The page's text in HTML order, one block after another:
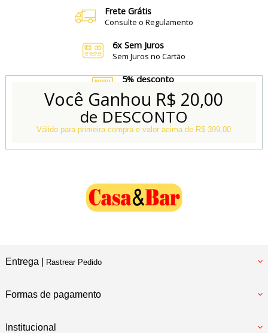
Frete Grátis
Consulte o Regulamento
6x Sem Juros
Sem Juros no Cartão
5% desconto
no Boleto e Pix
Conheça também
Nossa Loja Física
Você Ganhou R$ 20,00
de DESCONTO
Válido para primeira compra e valor acima de R$ 399,00
Entrega | Rastrear Pedido
Formas de pagamento
Institucional